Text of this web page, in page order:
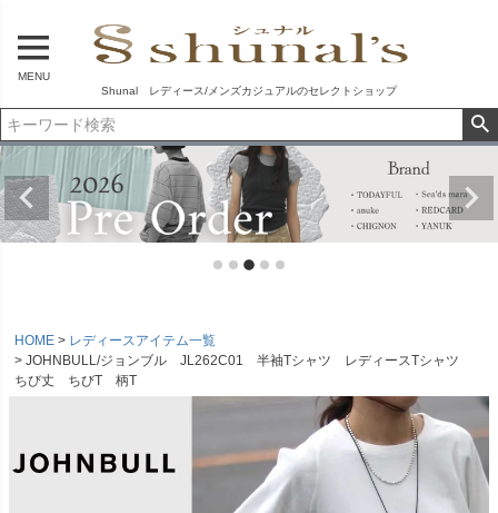
MENU
Shunal レディース/メンズカジュアルのセレクトショップ
HOME
レディースアイテム一覧
JOHNBULL/ジョンブル JL262C01 半袖Tシャツ レディースTシャツ
ちび丈 ちびT 柄T